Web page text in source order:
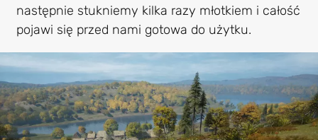
następnie stukniemy kilka razy młotkiem i całość
pojawi się przed nami gotowa do użytku.